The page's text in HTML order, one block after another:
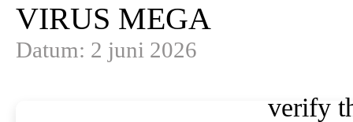
VIRUS MEGA
Datum: 2 juni 2026
verify